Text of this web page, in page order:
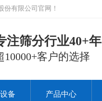
份有限公司官网！
注筛分行业40+年
10000+客户的选择
备 产品中心